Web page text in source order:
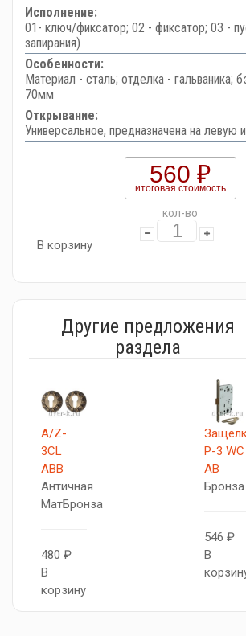
Исполнение:
01- ключ/фиксатор; 02 - фиксатор; 03 -
запирания)
Особенности:
Материал - сталь; отделка - гальваника;
70мм
Открывание:
Универсальное, предназначена на левую
560 ₽
итоговая стоимость
кол-во
В корзину
Другие предложения
раздела
A/Z-
3CL
ABB
Античная
МатБронза
480 ₽
В
корзину
P-3 WC
AB
Бронза
546 ₽
В